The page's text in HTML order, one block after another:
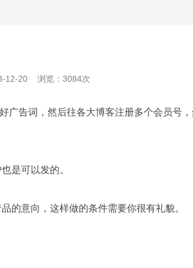
12-20 浏览：3084次
告词，然后往各大博客注册多个会员号
是可以发的。
意向，这样做的条件需要你很有礼貌。